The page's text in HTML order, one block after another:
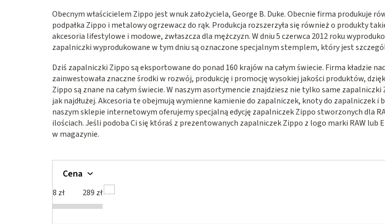
Obecnym właścicielem Zippo jest wnuk założyciela, George B. Duke. Obecnie firma
podpałka Zippo i metalowy ogrzewacz do rąk. Produkcja rozszerzyła się również o produkty
akcesoria lifestylowe i modowe, zwłaszcza dla mężczyzn. W dniu 5 czerwca 2012 roku
zapalniczki wyprodukowane w tym dniu są oznaczone specjalnym stemplem, który jest
Dziś zapalniczki Zippo są eksportowane do ponad 160 krajów na całym świecie. Firma kładzie
zainwestowała znaczne środki w rozwój, produkcję i promocję wysokiej jakości produktów,
Zippo są znane na całym świecie. W naszym asortymencie znajdziesz nie tylko same
jak najdłużej. Akcesoria te obejmują wymienne kamienie do zapalniczek, knoty do zapalniczek
naszym sklepie internetowym oferujemy specjalną edycję zapalniczek Zippo stworzonych dla
ilościach. Jeśli podoba Ci się któraś z prezentowanych zapalniczek Zippo z logo marki RAW
w magazynie.
Cena
8 zł 289 zł